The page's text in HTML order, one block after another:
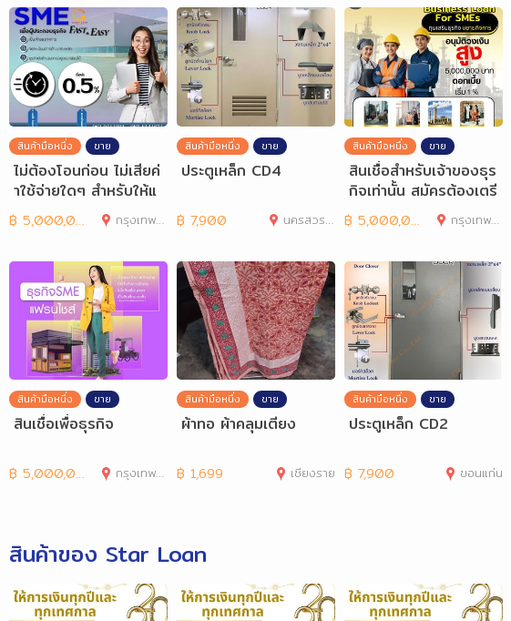
สินค้ามือหนึ่ง ขาย
ไม่ต้องโอนก่อน ไม่เสียค่
าใช้จ่ายใดๆ สำหรับให้แ
ก่นักธุรกิจและ
฿ 5,000,000 กรุงเทพมหานคร
สินค้ามือหนึ่ง ขาย
ประตูเหล็ก CD4
฿ 7,900 นครสวรรค์
สินค้ามือหนึ่ง ขาย
สินเชื่อสำหรับเจ้าของธุร
กิจเท่านั้น สมัครต้องเตรี
ยมเอกสารอะ
฿ 5,000,000 กรุงเทพมหานคร
สินค้ามือหนึ่ง ขาย
สินเชื่อเพื่อธุรกิจ
฿ 5,000,000 กรุงเทพมหานคร
สินค้ามือหนึ่ง ขาย
ผ้าทอ ผ้าคลุมเตียง
฿ 1,699 เชียงราย
สินค้ามือหนึ่ง ขาย
ประตูเหล็ก CD2
฿ 7,900 ขอนแก่น
สินค้าของ Star Loan